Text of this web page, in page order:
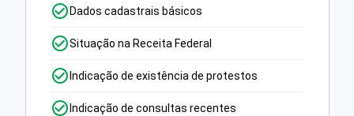
Dados cadastrais básicos
Situação na Receita Federal
Indicação de existência de protestos
Indicação de consultas recentes